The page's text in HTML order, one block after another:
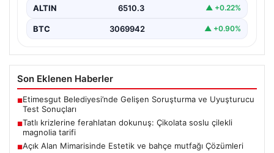
ALTIN 6510.3 ▲ +0.22%
BTC 3069942 ▲ +0.90%
Son Eklenen Haberler
■Etimesgut Belediyesi’nde Gelişen Soruşturma ve Uyuşturucu
Test Sonuçları
■Tatlı krizlerine ferahlatan dokunuş: Çikolata soslu çilekli
magnolia tarifi
■Açık Alan Mimarisinde Estetik ve bahçe mutfağı Çözümleri